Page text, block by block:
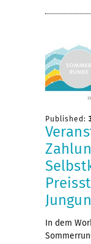
Published:
In dem